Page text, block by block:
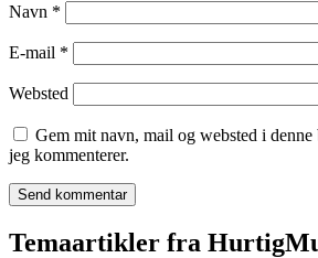
Navn *
E-mail *
Websted
Gem mit navn, mail og websted i
jeg kommenterer.
Temaartikler fra